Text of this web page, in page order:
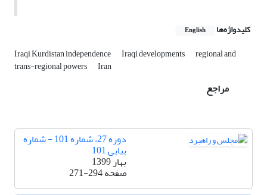
کلیدواژه‌ها English
Iraqi Kurdistan independence Iraqi developments regional and
trans-regional powers Iran
مراجع
دوره 27، شماره 101 - شماره
پیاپی 101
بهار 1399
صفحه271-294